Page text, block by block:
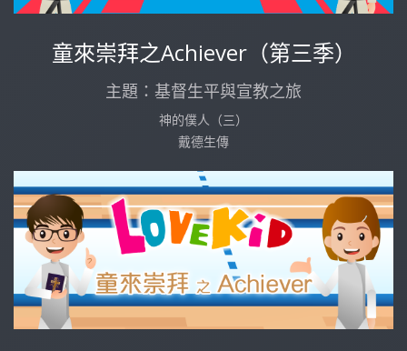
童來崇拜之Achiever（第三季）
主題：基督生平與宣教之旅
神的僕人（三）
戴德生傳